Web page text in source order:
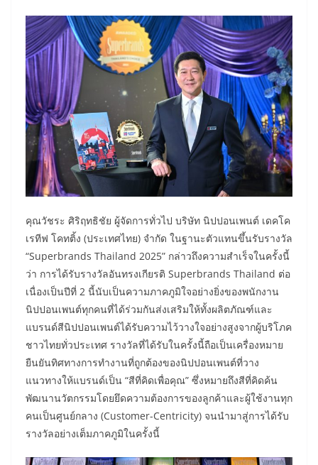
คุณวัชระ ศิริฤทธิชัย ผู้จัดการทั่วไป บริษัท นิปปอนเพนต์ เดคโค
เรทีฟ โคทติ้ง (ประเทศไทย) จำกัด ในฐานะตัวแทนขึ้นรับรางวัล
“Superbrands Thailand 2025” กล่าวถึงความสำเร็จในครั้งนี้
ว่า การได้รับรางวัลอันทรงเกียรติ Superbrands Thailand ต่อ
เนื่องเป็นปีที่ 2 นี้นับเป็นความภาคภูมิใจอย่างยิ่งของพนักงาน
นิปปอนเพนต์ทุกคนที่ได้ร่วมกันส่งเสริมให้ทั้งผลิตภัณฑ์และ
แบรนด์สีนิปปอนเพนต์ได้รับความไว้วางใจอย่างสูงจากผู้บริโภค
ชาวไทยทั่วประเทศ รางวัลที่ได้รับในครั้งนี้ถือเป็นเครื่องหมาย
ยืนยันทิศทางการทำงานที่ถูกต้องของนิปปอนเพนต์ที่วาง
แนวทางให้แบรนด์เป็น “สีที่คิดเพื่อคุณ” ซึ่งหมายถึงสีที่คิดค้น
พัฒนานวัตกรรมโดยยึดความต้องการของลูกค้าและผู้ใช้งานทุก
คนเป็นศูนย์กลาง (Customer-Centricity) จนนำมาสู่การได้รับ
รางวัลอย่างเต็มภาคภูมิในครั้งนี้